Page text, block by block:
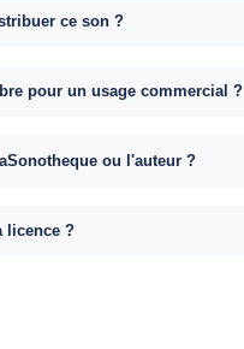
ce son ?
pour un usage commercial ?
ou l'auteur ?
licence ?